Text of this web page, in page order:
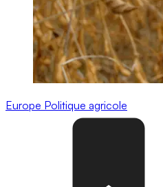
Europe Politique agricole